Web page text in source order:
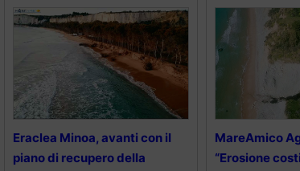
Eraclea Minoa, avanti con il
piano di recupero della
MareAmico
“Erosione